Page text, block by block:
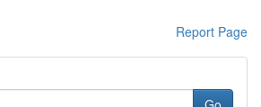
Report Page